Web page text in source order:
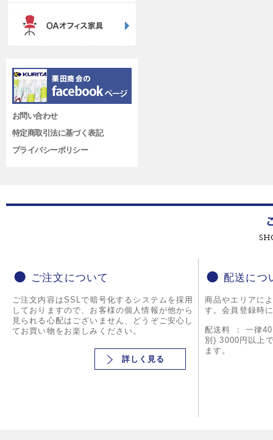
お問い合わせ
特定商取引法に基づく表記
プライバシーポリシー
ご注文について
ご注文内容はSSLで暗号化するシステムを採用
しておりますので、お客様の個人情報が他から
見られる心配はございません、どうぞご安心し
てお買い物をお楽しみください。
詳しく見る
配送につ
商品やエリアに
す。会員登録時
配送料 ： 一律
別) 3000円以上
ます。